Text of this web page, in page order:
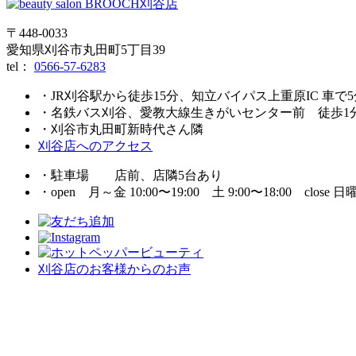
〒448-0033
愛知県刈谷市丸田町5丁目39
tel： 0566-57-6283
・JR刈谷駅から徒歩15分、知立バイパス上重原IC 車で5
・名鉄バス刈谷、愛教大線生きがいセンター前 徒歩1
・刈谷市丸田町新時代さん隣
刈谷店へのアクセス
・駐車場 店前、店隣5台あり
・open 月～金 10:00〜19:00 土 9:00〜18:00 close 日
刈谷店のお客様からのお声